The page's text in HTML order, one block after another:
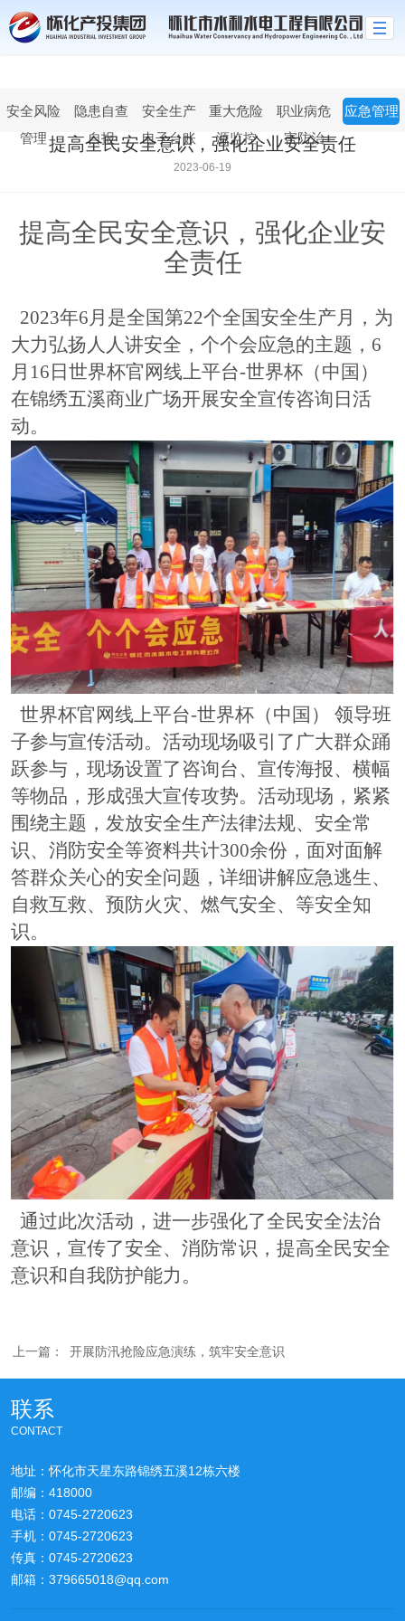
世界杯官网线上平台
安全风险
管理
隐患自查
自报
安全生产
电子台账
重大危险
源监控
职业病危
害防治
应急管理
提高全民安全意识，强化企业安全责任
2023-06-19
提高全民安全意识，强化企业安
全责任
2023年6月是全国第22个全国安全生产月，为
大力弘扬人人讲安全，个个会应急的主题， 6
月16日 世界杯官网线上平台-世界杯（中国）
在锦绣五溪商业广场开展安全宣传咨询日活
动。
世界杯官网线上平台-世界杯（中国） 领导班
子参与宣传活动。活动现场吸引了广大群众踊
跃参与，现场设置了咨询台、宣传海报、横幅
等物品，形成强大宣传攻势。活动现场，紧紧
围绕主题，发放安全生产法律法规、安全常
识、 消防安全等资料共计300余份，面对面解
答群众关心的安全问题，详细讲解应急逃生、
自救互救、预防火灾、燃气安全、等安全知
识。
通过此次活动 ，进一步强化了全民安全法治
意识，宣传了安全、消防常识，提高全民安全
意识和自我防护能力 。
上一篇： 开展防汛抢险应急演练，筑牢安全意识
联系
CONTACT
地址：怀化市天星东路锦绣五溪12栋六楼
邮编：418000
电话：0745-2720623
手机：0745-2720623
传真：0745-2720623
邮箱：379665018@qq.com